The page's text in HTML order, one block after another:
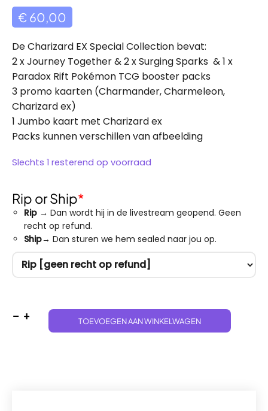
€ 60,00
De Charizard EX Special Collection bevat:
2 x Journey Together & 2 x Surging Sparks & 1 x
Paradox Rift Pokémon TCG booster packs
3 promo kaarten (Charmander, Charmeleon,
Charizard ex)
1 Jumbo kaart met Charizard ex
Packs kunnen verschillen van afbeelding
Slechts 1 resterend op voorraad
*
Rip or Ship
Rip → Dan wordt hij in de livestream geopend. Geen
recht op refund.
Ship→ Dan sturen we hem sealed naar jou op.
Charizard EX Special Collection aantal
TOEVOEGEN AAN WINKELWAGEN